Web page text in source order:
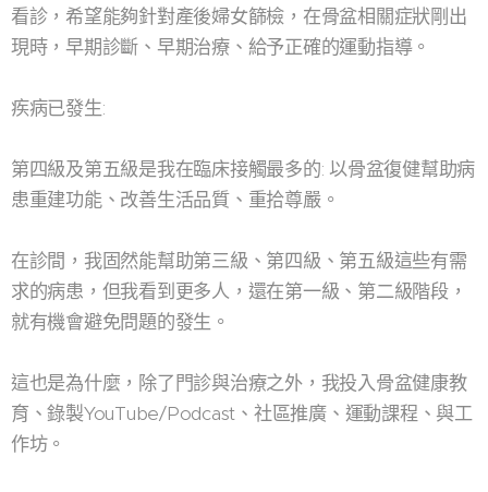
看診，希望能夠針對產後婦女篩檢，在骨盆相關症狀剛出
現時，早期診斷、早期治療、給予正確的運動指導。
疾病已發生:
第四級及第五級是我在臨床接觸最多的: 以骨盆復健幫助病
患重建功能、改善生活品質、重拾尊嚴。
在診間，我固然能幫助第三級、第四級、第五級這些有需
求的病患，但我看到更多人，還在第一級、第二級階段，
就有機會避免問題的發生。
這也是為什麼，除了門診與治療之外，我投入骨盆健康教
育、錄製YouTube/Podcast、社區推廣、運動課程、與工
作坊。